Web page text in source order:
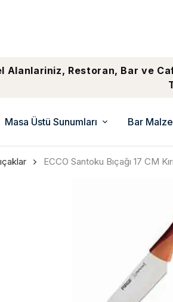
Alanlariniz, Restoran, Bar ve
Masa Üstü Sunumları Bar
ECCO Santoku Bıçağı 17 CM